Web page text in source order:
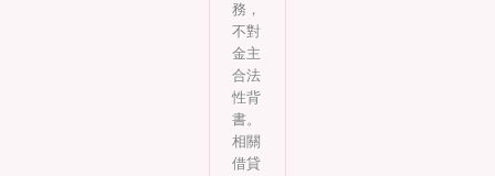
務，
不對
金主
合法
性背
書。
相關
借貸